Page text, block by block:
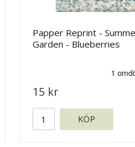
Papper Reprint -
Garden - Blueberries
15 kr
KÖP